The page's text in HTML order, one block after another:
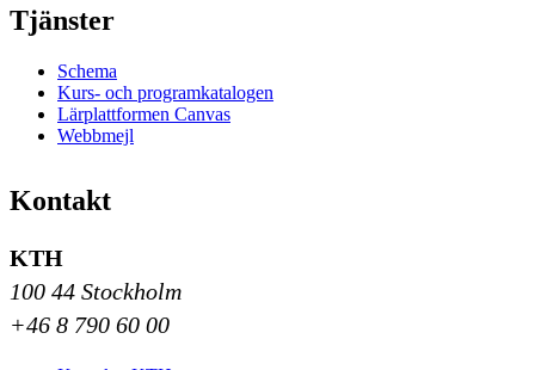
Tjänster
Schema
Kurs- och programkatalogen
Lärplattformen Canvas
Webbmejl
Kontakt
KTH
100 44 Stockholm
+46 8 790 60 00